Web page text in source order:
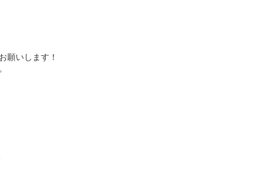
願いします！